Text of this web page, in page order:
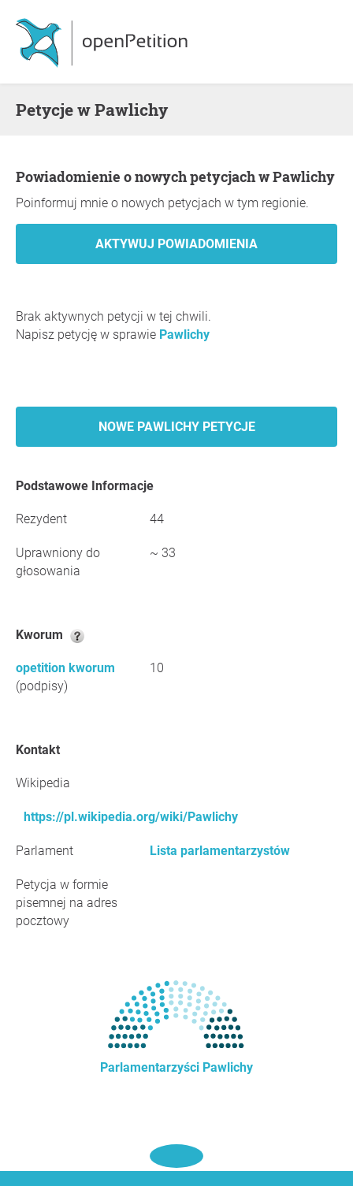
Petycje w Pawlichy
Powiadomienie o nowych petycjach w Pawlichy
Poinformuj mnie o nowych petycjach w tym regionie.
Brak aktywnych petycji w tej chwili.
Napisz petycję w sprawie Pawlichy
NOWE PAWLICHY PETYCJE
Podstawowe Informacje
Rezydent 44
Uprawniony do
głosowania
~ 33
Kworum
opetition kworum
(podpisy)
10
Kontakt
Wikipedia
https://pl.wikipedia.org/wiki/Pawlichy
Parlament Lista parlamentarzystów
Petycja w formie
pisemnej na adres
pocztowy
Parlamentarzyści Pawlichy